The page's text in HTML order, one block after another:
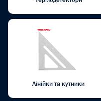
Лінійки та кутники